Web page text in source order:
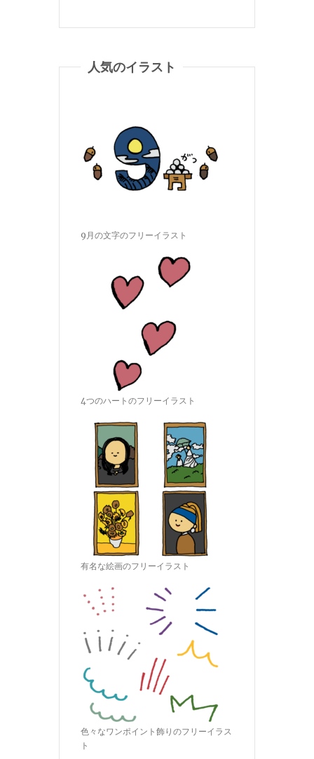
人気のイラスト
9月の文字のフリーイラスト
4つのハートのフリーイラスト
有名な絵画のフリーイラスト
色々なワンポイント飾りのフリーイラス
ト